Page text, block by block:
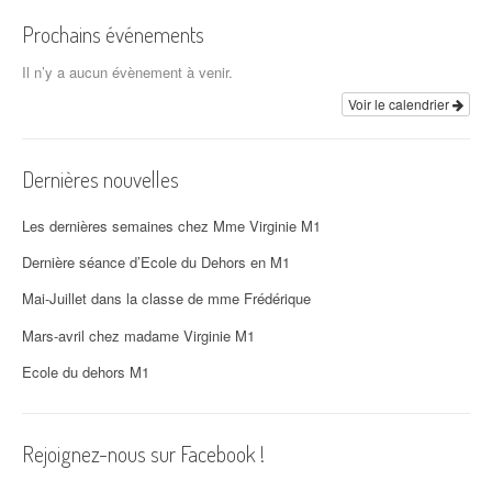
Prochains événements
Il n’y a aucun évènement à venir.
Voir le calendrier
Dernières nouvelles
Les dernières semaines chez Mme Virginie M1
Dernière séance d’Ecole du Dehors en M1
Mai-Juillet dans la classe de mme Frédérique
Mars-avril chez madame Virginie M1
Ecole du dehors M1
Rejoignez-nous sur Facebook !